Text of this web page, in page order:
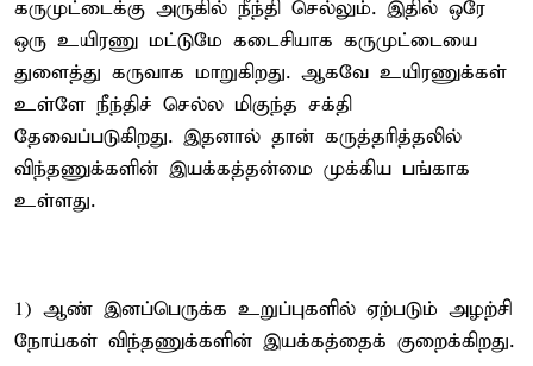
கருமுட்டைக்கு அருகில் நீந்தி செல்லும். இதில் ஒரே
ஒரு உயிரணு மட்டுமே கடைசியாக கருமுட்டையை
துளைத்து கருவாக மாறுகிறது. ஆகவே உயிரணுக்கள்
உள்ளே நீந்திச் செல்ல மிகுந்த சக்தி
தேவைப்படுகிறது. இதனால் தான் கருத்தரித்தலில்
விந்தணுக்களின் இயக்கத்தன்மை முக்கிய பங்காக
உள்ளது.
1) ஆண் இனப்பெருக்க உறுப்புகளில் ஏற்படும் அழற்சி
நோய்கள் விந்தணுக்களின் இயக்கத்தைக் குறைக்கிறது.